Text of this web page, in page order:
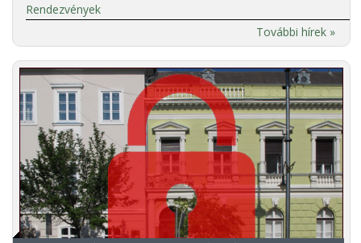
Rendezvények
További hírek »